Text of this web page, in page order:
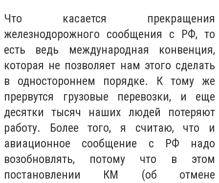
Что касается прекращения
железнодорожного сообщения с РФ, то
есть ведь международная конвенция,
которая не позволяет нам этого сделать
в одностороннем порядке. К тому же
прервутся грузовые перевозки, и еще
десятки тысяч наших людей потеряют
работу. Более того, я считаю, что и
авиационное сообщение с РФ надо
возобновлять, потому что в этом
постановлении КМ (об отмене